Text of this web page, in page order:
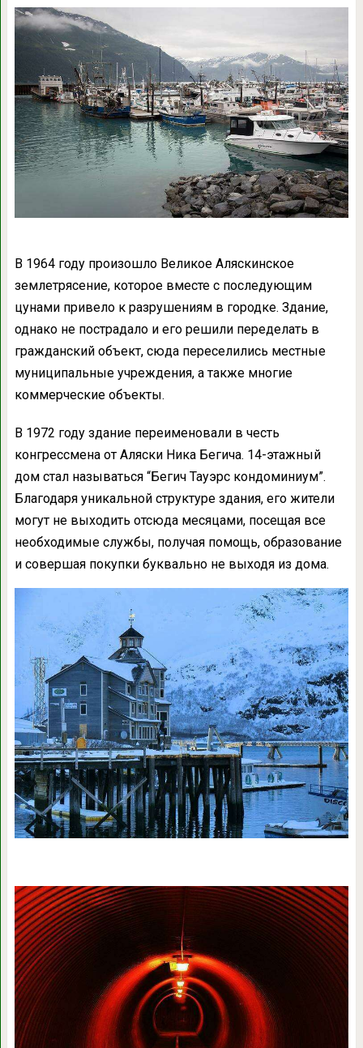
В 1964 году произошло Великое Аляскинское
землетрясение, которое вместе с последующим
цунами привело к разрушениям в городке. Здание,
однако не пострадало и его решили переделать в
гражданский объект, сюда переселились местные
муниципальные учреждения, а также многие
коммерческие объекты.
В 1972 году здание переименовали в честь
конгрессмена от Аляски Ника Бегича. 14-этажный
дом стал называться “Бегич Тауэрс кондоминиум”.
Благодаря уникальной структуре здания, его жители
могут не выходить отсюда месяцами, посещая все
необходимые службы, получая помощь, образование
и совершая покупки буквально не выходя из дома.